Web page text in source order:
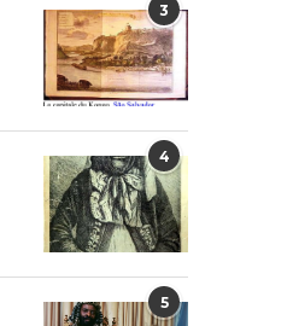
3
4
5